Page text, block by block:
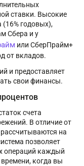
ставки. Высокие
(16% годовых),
Сбера и у
или СберПрайм+
от вкладов.
и предоставляет
свои финансы.
счета
В отличие от
на
позволяет
операций каждый
когда вы